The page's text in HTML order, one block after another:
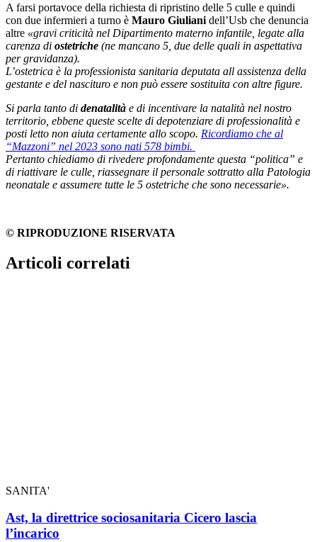
A farsi portavoce della richiesta di ripristino delle 5 culle e quindi
con due infermieri a turno è Mauro Giuliani dell’Usb che denuncia
altre «gravi criticità nel Dipartimento materno infantile, legate alla
carenza di ostetriche (ne mancano 5, due delle quali in aspettativa
per gravidanza).
L’ostetrica è la professionista sanitaria deputata all assistenza della
gestante e del nascituro e non può essere sostituita con altre figure.
Si parla tanto di denatalità e di incentivare la natalità nel nostro
territorio, ebbene queste scelte di depotenziare di professionalità e
posti letto non aiuta certamente allo scopo. Ricordiamo che al
“Mazzoni” nel 2023 sono nati 578 bimbi.
Pertanto chiediamo di rivedere profondamente questa “politica” e
di riattivare le culle, riassegnare il personale sottratto alla Patologia
neonatale e assumere tutte le 5 ostetriche che sono necessarie».
© RIPRODUZIONE RISERVATA
Articoli correlati
SANITA'
Ast, la direttrice sociosanitaria Cicero lascia
l’incarico